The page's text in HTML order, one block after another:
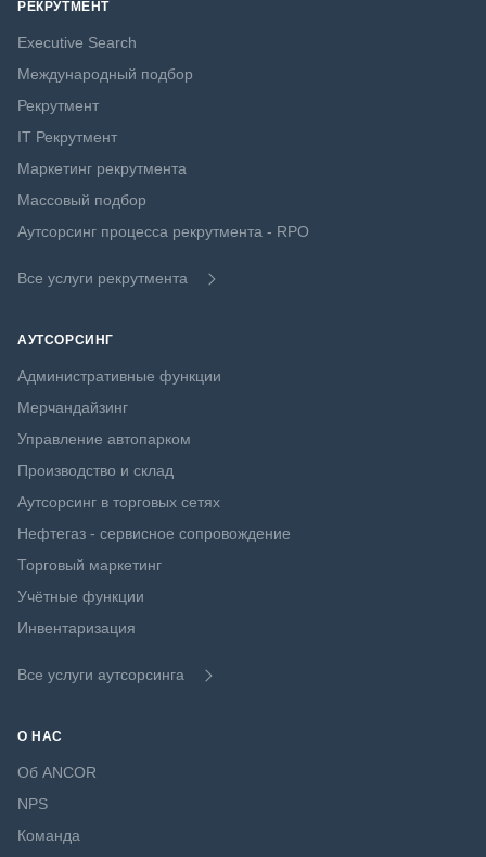
РЕКРУТМЕНТ
Executive Search
Международный подбор
Рекрутмент
IT Рекрутмент
Маркетинг рекрутмента
Массовый подбор
Аутсорсинг процесса рекрутмента - RPO
Все услуги рекрутмента
АУТСОРСИНГ
Административные функции
Мерчандайзинг
Управление автопарком
Производство и склад
Аутсорсинг в торговых сетях
Нефтегаз - сервисное сопровождение
Торговый маркетинг
Учётные функции
Инвентаризация
Все услуги аутсорсинга
О НАС
Об ANCOR
NPS
Команда